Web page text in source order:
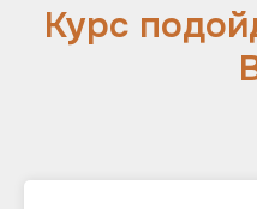
Курс